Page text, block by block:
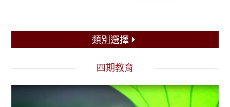
四期教育
宗師教育觀
類別選擇